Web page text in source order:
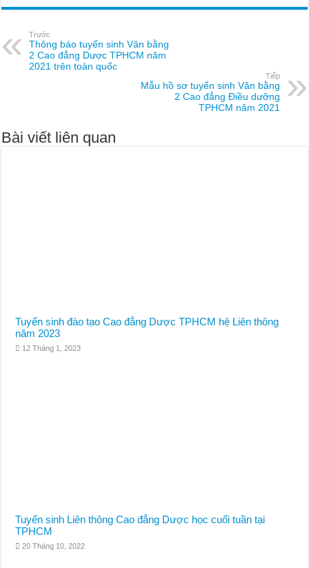
Trước
Thông báo tuyển sinh Văn bằng
2 Cao đẳng Dược TPHCM năm
2021 trên toàn quốc
Tiếp
Mẫu hồ sơ tuyển sinh Văn bằng
2 Cao đẳng Điều dưỡng
TPHCM năm 2021
Bài viết liên quan
Tuyển sinh đào tạo Cao đẳng Dược TPHCM hệ Liên thông
năm 2023
12 Tháng 1, 2023
Tuyển sinh Liên thông Cao đẳng Dược học cuối tuần tại
TPHCM
20 Tháng 10, 2022